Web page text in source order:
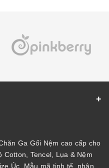
Ga Gối Nệm cao cấp cho
Tencel, Lụa & Nệm
Úc. Mẫu mã tinh tế, nhận